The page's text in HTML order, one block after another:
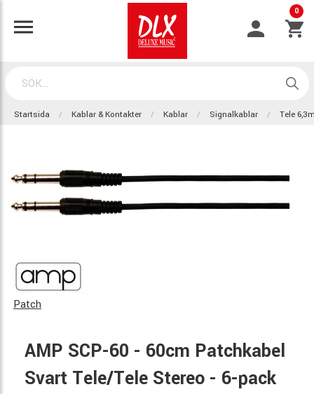
0
Startsida Kablar & Kontakter Kablar Signalkablar Tele
Patch
AMP SCP-60 - 60cm Patchkabel
Svart Tele/Tele Stereo - 6-pack